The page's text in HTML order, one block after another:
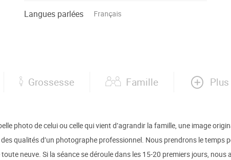
Langues parlées Français
Grossesse Famille
photo de celui ou celle qui vient d’agrandir la famille, une image
qualités d’un photographe professionnel. Nous prendrons le temps
neuve. Si la séance se déroule dans les 15-20 premiers jours,